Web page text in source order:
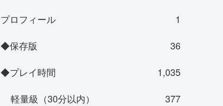
プロフィール
1
◆保存版
36
◆プレイ時間
1,035
軽量級（30分以内）
377